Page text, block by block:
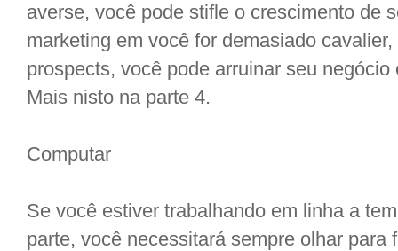
averse, você pode stifle o crescimento de
marketing em você for demasiado
prospects, você pode arruinar seu
Mais nisto na parte 4.
Computar
Se você estiver trabalhando em linha a
parte, você necessitará sempre olhar para